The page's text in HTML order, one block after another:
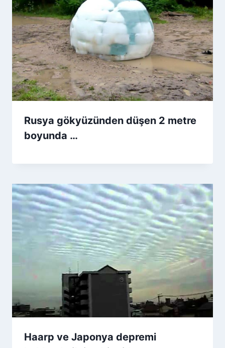
Rusya gökyüzünden düşen 2 metre
boyunda …
Haarp ve Japonya depremi